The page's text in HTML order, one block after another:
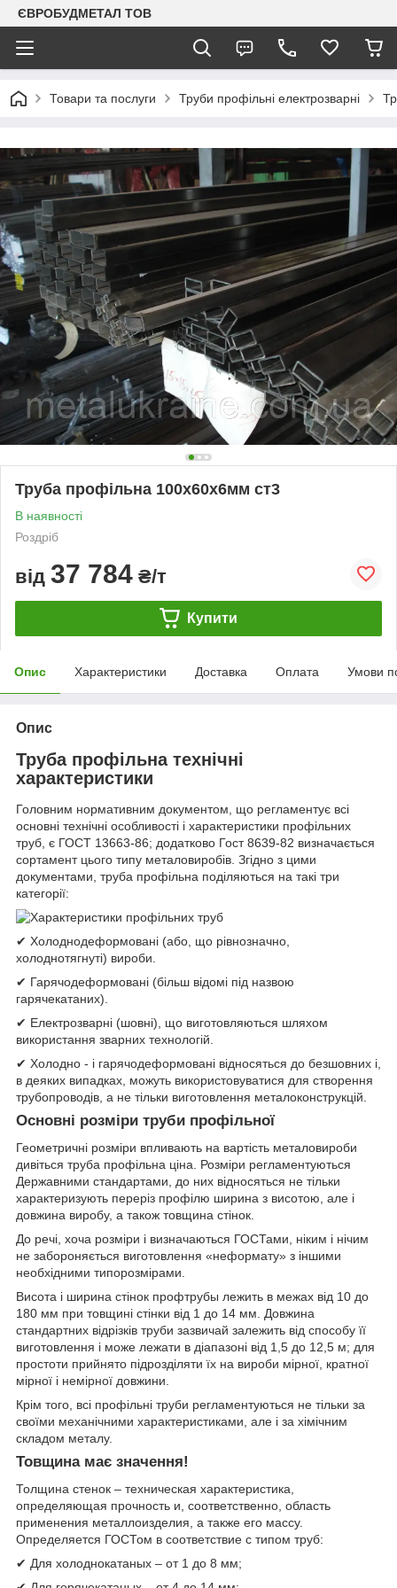
ЄВРОБУДМЕТАЛ ТОВ
Товари та послуги Труби профільні електрозварні
Труба профільна 100х60х6мм ст3
В наявності
Роздріб
від 37 784 ₴/т
Купити
Опис Характеристики Доставка Оплата Умови
Опис
Труба профільна технічні
характеристики
Головним нормативним документом, що регламентує всі
основні технічні особливості і характеристики профільних
труб, є ГОСТ 13663-86; додатково Гост 8639-82 визначається
сортамент цього типу металовиробів. Згідно з цими
документами, труба профільна поділяються на такі три
категорії:
✔ Холоднодеформовані (або, що рівнозначно,
холоднотягнуті) вироби.
✔ Гарячодеформовані (більш відомі під назвою
гарячекатаних).
✔ Електрозварні (шовні), що виготовляються шляхом
використання зварних технологій.
✔ Холодно - і гарячодеформовані відносяться до безшовних і,
в деяких випадках, можуть використовуватися для створення
трубопроводів, а не тільки виготовлення металоконструкцій.
Основні розміри труби профільної
Геометричні розміри впливають на вартість металовироби
дивіться труба профільна ціна. Розміри регламентуються
Державними стандартами, до них відносяться не тільки
характеризують переріз профілю ширина з висотою, але і
довжина виробу, а також товщина стінок.
До речі, хоча розміри і визначаються ГОСТами, ніким і нічим
не забороняється виготовлення «неформату» з іншими
необхідними типорозмірами.
Висота і ширина стінок профтрубы лежить в межах від 10 до
180 мм при товщині стінки від 1 до 14 мм. Довжина
стандартних відрізків труби зазвичай залежить від способу її
виготовлення і може лежати в діапазоні від 1,5 до 12,5 м; для
простоти прийнято підрозділяти їх на вироби мірної, кратної
мірної і немірної довжини.
Крім того, всі профільні труби регламентуються не тільки за
своїми механічними характеристиками, але і за хімічним
складом металу.
Товщина має значення!
Толщина стенок – техническая характеристика,
определяющая прочность и, соответственно, область
применения металлоизделия, а также его массу.
Определяется ГОСТом в соответствие с типом труб:
✔ Для холоднокатаных – от 1 до 8 мм;